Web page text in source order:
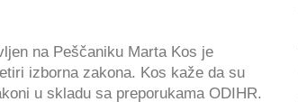
na Peščaniku Marta Kos je
izborna zakona. Kos kaže da su
u skladu sa preporukama ODIHR.